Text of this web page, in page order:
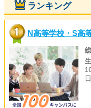
ランキング
N高等学校・S高